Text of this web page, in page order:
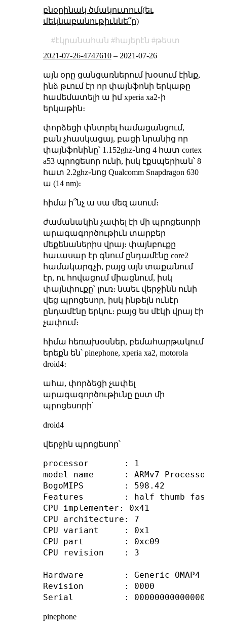
բնօրինակ ծմակուտում(եւ
մեկնաբանութիւննե՞ր)
էկրանահան հայերէն
թեստ
2021-07-26-4747610– 2021-07-26
այն օրը ցանցառներում խօսում էինք,
ինձ թւում էր որ փայնֆոնի երկաթը
համեմատելի ա իմ xperia xa2֊ի
երկաթին։
փորձեցի փնտրել համացանցում,
բան չհասկացայ, բացի նրանից որ
փայնֆոնինը՝ 1.152ghz֊նոց 4 հատ cortex
a53 պրոցեսոր ունի, իսկ էքսպերիան՝ 8
հատ 2.2ghz֊նոց Qualcomm Snapdragon 630
ա (14 nm)։
հիմա ի՞նչ ա սա մեզ ասում։
ժամանակին չափել էի մի պրոցեսորի
արագագործութիւն տարբեր
մեքենաներիս վրայ։ փայնբուքը
հաւասար էր գնում ընդամէնը core2
համակարգչի, բայց այն տաքանում
էր, ու հովացում միացնում, իսկ
փայնփուքը՝ լուռ։ նաեւ վերջինն ունի
վեց պրոցեսոր, իսկ ինթելն ունէր
ընդամէնը երկու։ բայց ես մէկի վրայ էի
չափում։
հիմա հեռախօսներ, բեմահարթակում
երեքն են՝ pinephone, xperia xa2, motorola
droid4։
ահա, փորձեցի չափել
արագագործութիւնը ըստ մի
պրոցեսորի՝
droid4
վերջին պրոցեսոր՝
processor       : 1
model name      : ARMv7 Processor
BogoMIPS        : 598.42
Features        : half thumb fastmult
CPU implementer: 0x41
CPU architecture: 7
CPU variant     : 0x1
CPU part        : 0xc09
CPU revision    : 3
Hardware        : Generic OMAP4
Revision        : 0000
pinephone